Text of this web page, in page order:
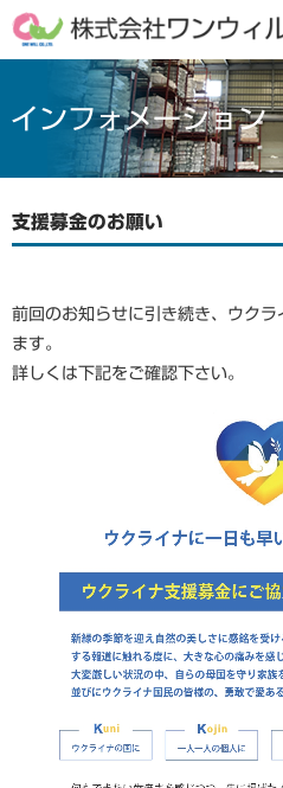
インフォメーション
支援募金のお願い
前回のお知らせに引き続き、ウク
ます。
詳しくは下記をご確認下さい。